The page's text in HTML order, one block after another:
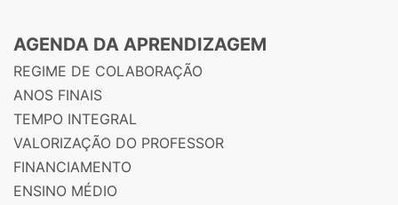
AGENDA DA APRENDIZAGEM
REGIME DE COLABORAÇÃO
ANOS FINAIS
TEMPO INTEGRAL
VALORIZAÇÃO DO PROFESSOR
FINANCIAMENTO
ENSINO MÉDIO